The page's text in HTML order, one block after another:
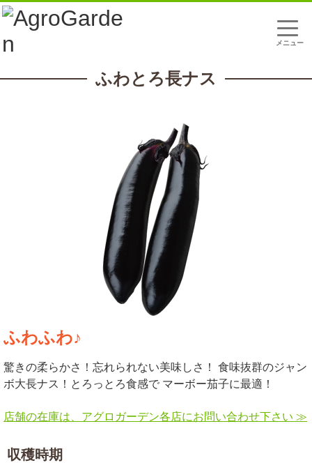
t
o
g
e
ふわとろ長ナス
ふわふわ♪
驚きの柔らかさ！忘れられない美味しさ！ 食味抜群のジャン
ボ大長ナス！とろっとろ食感で マーボー茄子に最適！
店舗の在庫は、アグロガーデン各店にお問い合わせ下さい ≫
収穫時期